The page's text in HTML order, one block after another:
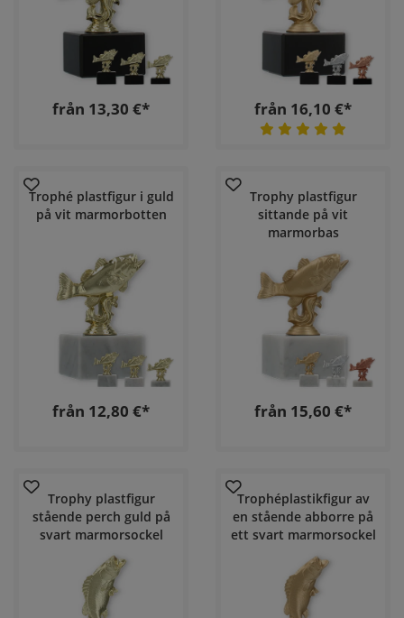
från 13,30 €* från 16,10 €*
Trophé plastfigur i guld
på vit marmorbotten
från 12,80 €*
Trophy plastfigur
sittande på vit
marmorbas
från 15,60 €*
Trophy plastfigur
stående perch guld på
svart marmorsockel
Trophéplastikfigur av
en stående abborre på
ett svart marmorsockel